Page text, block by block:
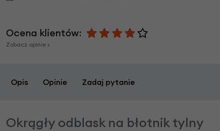
Ocena klientów:
Zobacz opinie >
Opis Opinie Zadaj pytanie
Okrągły odblask na błotnik tylny